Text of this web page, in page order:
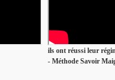
ils ont réussi leur
- Méthode Savoir